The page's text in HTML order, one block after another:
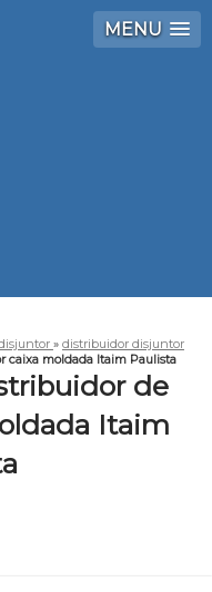
MENU
» distribuidor disjuntor
caixa moldada Itaim Paulista
de
Itaim